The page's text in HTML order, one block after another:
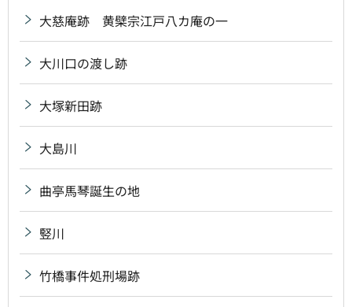
大慈庵跡 黄檗宗江戸八カ庵の一
大川口の渡し跡
大塚新田跡
大島川
曲亭馬琴誕生の地
竪川
竹橋事件処刑場跡